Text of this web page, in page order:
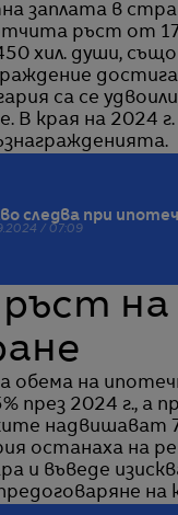
заплата в
ръст от
хил. души,
са се
края на 2024 г.
следва при
/ 07:09
ръст
обема на
през 2024 г., а
надвишават
останаха на
и въведе